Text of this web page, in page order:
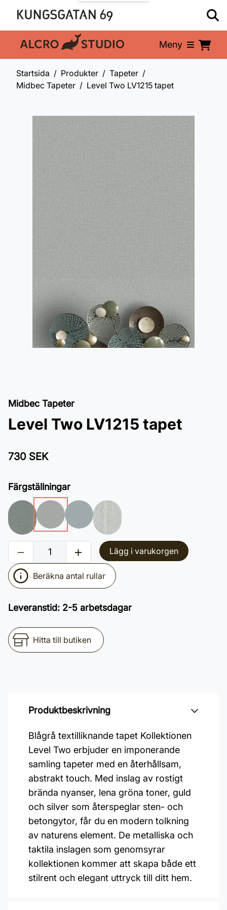
En del av: Meny
Startsida Produkter
Tapeter
Midbec Tapeter
Level Two LV1215 tapet
Midbec Tapeter
Level Two LV1215 tapet
730 SEK
Färgställningar
Lägg i varukorgen
Beräkna antal rullar
Leveranstid: 2-5 arbetsdagar
Hitta till butiken
Produktbeskrivning
Blågrå textilliknande tapet Kollektionen
Level Two erbjuder en imponerande
samling tapeter med en återhållsam,
abstrakt touch. Med inslag av rostigt
brända nyanser, lena gröna toner, guld
och silver som återspeglar sten- och
betongytor, får du en modern tolkning
av naturens element. De metalliska och
taktila inslagen som genomsyrar
kollektionen kommer att skapa både ett
stilrent och elegant uttryck till ditt hem.